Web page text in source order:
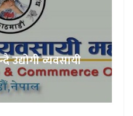
व्यवसायी